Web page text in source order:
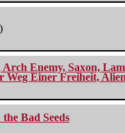
Arch Enemy, Saxon,
Weg Einer Freiheit,
Bad Seeds